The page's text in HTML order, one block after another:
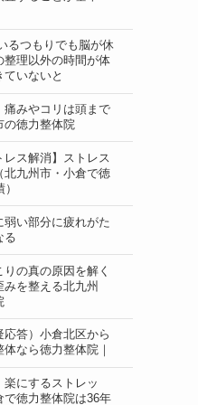
るつもりでも脳が休
整理以外の時間が体
いないと
痛みやコリは頭まで
の徳力整体院
レス解消】ストレス
北九州市・小倉で徳
弱い部分に疲れがた
る
りの真の原因を解く
を整える北九州
応答）小倉北区から
なら徳力整体院｜
楽にするストレッ
徳力整体院は36年